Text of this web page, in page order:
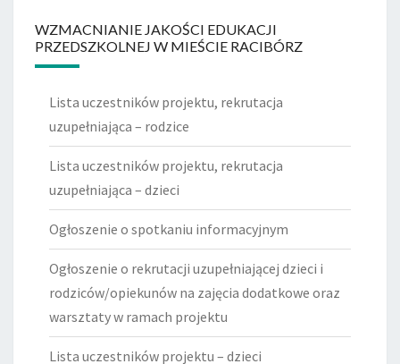
WZMACNIANIE JAKOŚCI EDUKACJI
PRZEDSZKOLNEJ W MIEŚCIE RACIBÓRZ
Lista uczestników projektu, rekrutacja
uzupełniająca – rodzice
Lista uczestników projektu, rekrutacja
uzupełniająca – dzieci
Ogłoszenie o spotkaniu informacyjnym
Ogłoszenie o rekrutacji uzupełniającej dzieci i
rodziców/opiekunów na zajęcia dodatkowe oraz
warsztaty w ramach projektu
Lista uczestników projektu – dzieci